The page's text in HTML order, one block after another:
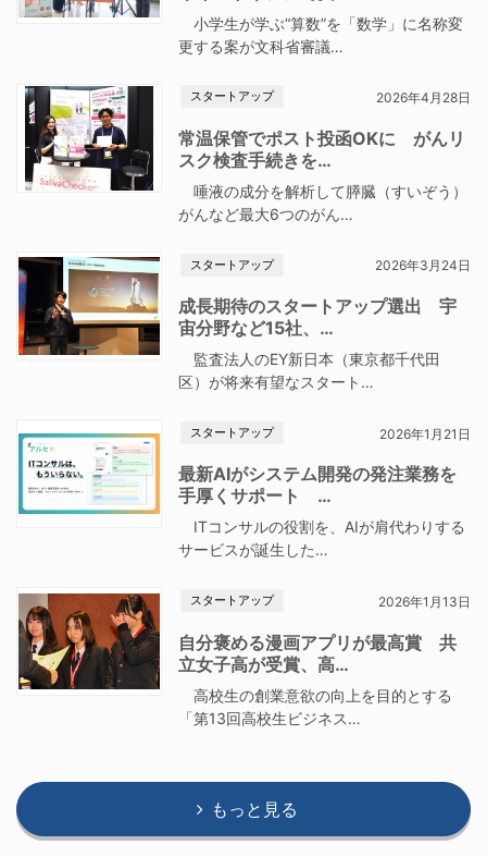
小学生が学ぶ“算数”を「数学」に名称変
更する案が文科省審議…
スタートアップ 2026年4月28日
常温保管でポスト投函OKに がんリ
スク検査手続きを…
唾液の成分を解析して膵臓（すいぞう）
がんなど最大6つのがん…
スタートアップ 2026年3月24日
成長期待のスタートアップ選出 宇
宙分野など15社、…
監査法人のEY新日本（東京都千代田
区）が将来有望なスタート…
スタートアップ 2026年1月21日
最新AIがシステム開発の発注業務を
手厚くサポート …
ITコンサルの役割を、AIが肩代わりする
サービスが誕生した…
スタートアップ 2026年1月13日
自分褒める漫画アプリが最高賞 共
立女子高が受賞、高…
高校生の創業意欲の向上を目的とする
「第13回高校生ビジネス…
もっと見る